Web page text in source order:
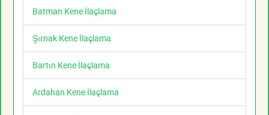
Batman Kene İlaçlama
Şırnak Kene İlaçlama
Bartın Kene İlaçlama
Ardahan Kene İlaçlama